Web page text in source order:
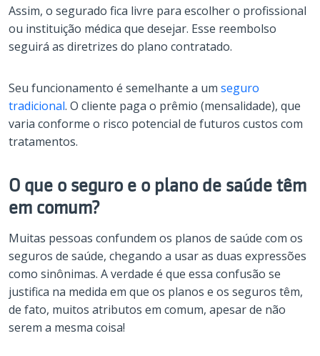
Assim, o segurado fica livre para escolher o profissional
ou instituição médica que desejar. Esse reembolso
seguirá as diretrizes do plano contratado.
Seu funcionamento é semelhante a um seguro
tradicional. O cliente paga o prêmio (mensalidade), que
varia conforme o risco potencial de futuros custos com
tratamentos.
O que o seguro e o plano de saúde têm
em comum?
Muitas pessoas confundem os planos de saúde com os
seguros de saúde, chegando a usar as duas expressões
como sinônimas. A verdade é que essa confusão se
justifica na medida em que os planos e os seguros têm,
de fato, muitos atributos em comum, apesar de não
serem a mesma coisa!